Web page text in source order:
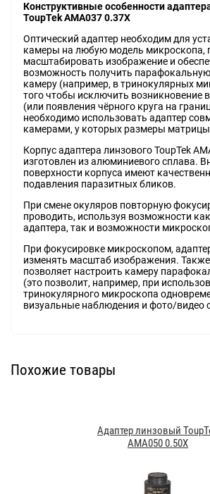
Конструктивные особенности
ToupTek AMA037 0.37X
Оптический адаптер необходим для
камеры на любую модель микроскопа,
масштабировать изображение и
возможность получить
камеру (например, в тринокулярных
того чтобы исключить возникновение
(или появления чёрного круга на
необходимо использовать адаптер
камерами, у которых размеры
Корпус адаптера линзового ToupTek
изготовлен из алюминиевого сплава.
поверхности корпуса имеют
подавления паразитных бликов.
При смене окуляров повторную
проводить, используя возможности
адаптера, так и возможности
При фокусировке микроскопом,
изменять масштаб изображения.
позволяет настроить камеру
(это позволит, например, при
тринокулярного микроскопа
визуальные наблюдения и фото/видео
Похожие товары
Адаптер линзовый
AMA050 0.50X